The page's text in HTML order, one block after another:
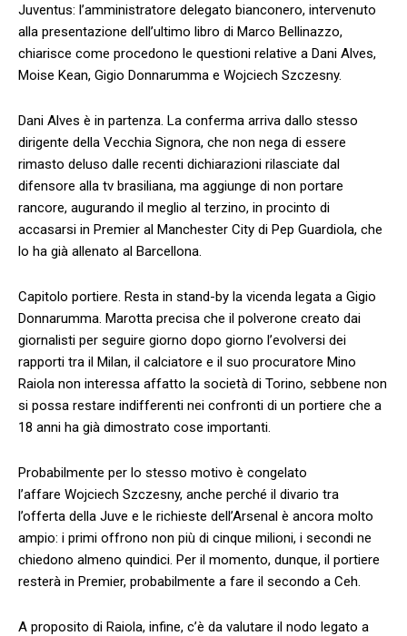
Juventus: l’amministratore delegato bianconero, intervenuto
alla presentazione dell’ultimo libro di Marco Bellinazzo,
chiarisce come procedono le questioni relative a Dani Alves,
Moise Kean, Gigio Donnarumma e Wojciech Szczesny.
Dani Alves è in partenza. La conferma arriva dallo stesso
dirigente della Vecchia Signora, che non nega di essere
rimasto deluso dalle recenti dichiarazioni rilasciate dal
difensore alla tv brasiliana, ma aggiunge di non portare
rancore, augurando il meglio al terzino, in procinto di
accasarsi in Premier al Manchester City di Pep Guardiola, che
lo ha già allenato al Barcellona.
Capitolo portiere. Resta in stand-by la vicenda legata a Gigio
Donnarumma. Marotta precisa che il polverone creato dai
giornalisti per seguire giorno dopo giorno l’evolversi dei
rapporti tra il Milan, il calciatore e il suo procuratore Mino
Raiola non interessa affatto la società di Torino, sebbene non
si possa restare indifferenti nei confronti di un portiere che a
18 anni ha già dimostrato cose importanti.
Probabilmente per lo stesso motivo è congelato
l’affare Wojciech Szczesny, anche perché il divario tra
l’offerta della Juve e le richieste dell’Arsenal è ancora molto
ampio: i primi offrono non più di cinque milioni, i secondi ne
chiedono almeno quindici. Per il momento, dunque, il portiere
resterà in Premier, probabilmente a fare il secondo a Ceh.
A proposito di Raiola, infine, c’è da valutare il nodo legato a